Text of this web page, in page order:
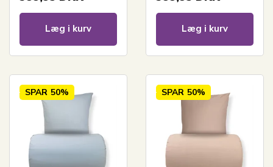
Læg i kurv Læg i kurv
SPAR 50% SPAR 50%